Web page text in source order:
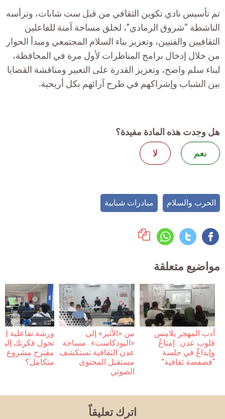
تم تأسيس نادي تكوين الثقافي من قبل ست شابات، وترأسه
الناشطة “شروق الرمادي”، لخلق مساحة آمنة للفاعلين
الثقافيين والفنيين، وتعزيز بناء السلام المجتمعي ومبدأ الحوار
من خلال إدخال برامج المناظرات لأول مرة في المحافظة،
لبناء سلم واضح، وتعزيز القدرة على التعبير ومناقشة القضايا
بين الشباب وإشراكهم في طرح آرائهم بكل أريحية.
هل وجدت هذه المادة مفيدة؟
نعم
لا
الحرب والسلام مبادرات شبابية
مواضيع متعلقة
أدب المهجر يلامس
قلوب عدن.. إمتاعٌ
وإبداعٌ في جلسة
“فضفضة ثقافية”
من «الأثير» إلى
«البودكاست».. مساحة
عدن الثقافية تستكشف
مستقبل المحتوى
الصوتي
ورشة تفاعلية |
تحول فكرتك إلى
مقترح مشروع
متكامل؟
اترك تعليقاً